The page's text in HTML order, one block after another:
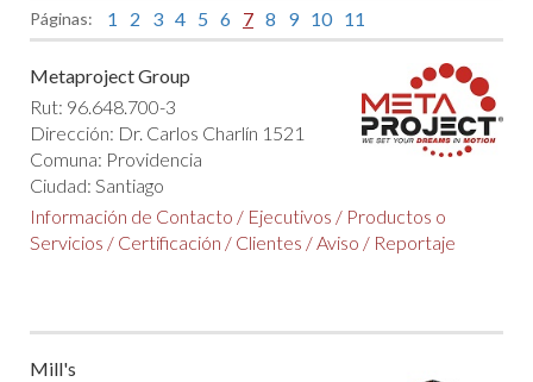
Páginas: 1 2 3 4 5 6 7 8 9 10 11
Metaproject Group
Rut: 96.648.700-3
Dirección: Dr. Carlos Charlín 1521
Comuna: Providencia
Ciudad: Santiago
Información de Contacto / Ejecutivos / Productos o
Servicios / Certificación / Clientes /Aviso / Reportaje
Mill's